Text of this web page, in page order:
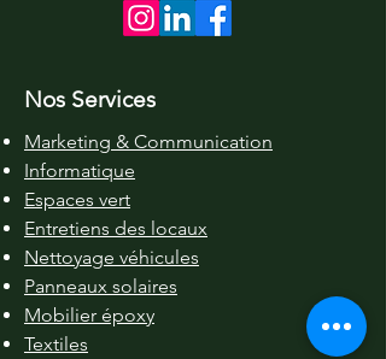
Nos Services
Marketing & Communication
Informatique
Espaces vert
Entretiens des locaux
Nettoyage véhicules
Panneaux solaires
Mobilier époxy
Textiles